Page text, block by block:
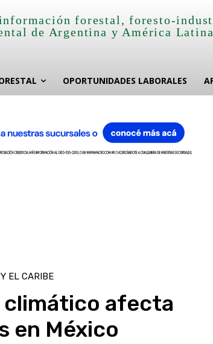
forestal, foresto-
de Argentina y América
OPORTUNIDADES LABORALES
EL CARIBE
climático afecta
en México